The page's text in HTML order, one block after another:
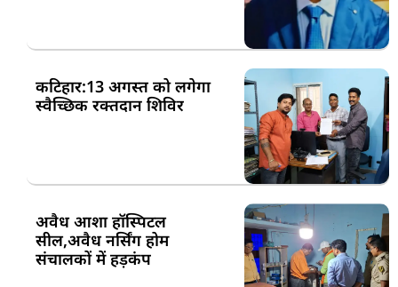
कटिहार:13 अगस्त को लगेगा
स्वैच्छिक रक्तदान शिविर
अवैध आशा हॉस्पिटल
सील,अवैध नर्सिंग होम
संचालकों में हड़कंप